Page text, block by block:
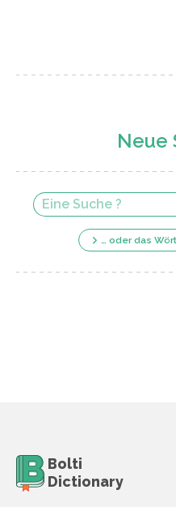
Neue
… oder das
Bolti
Dictionary